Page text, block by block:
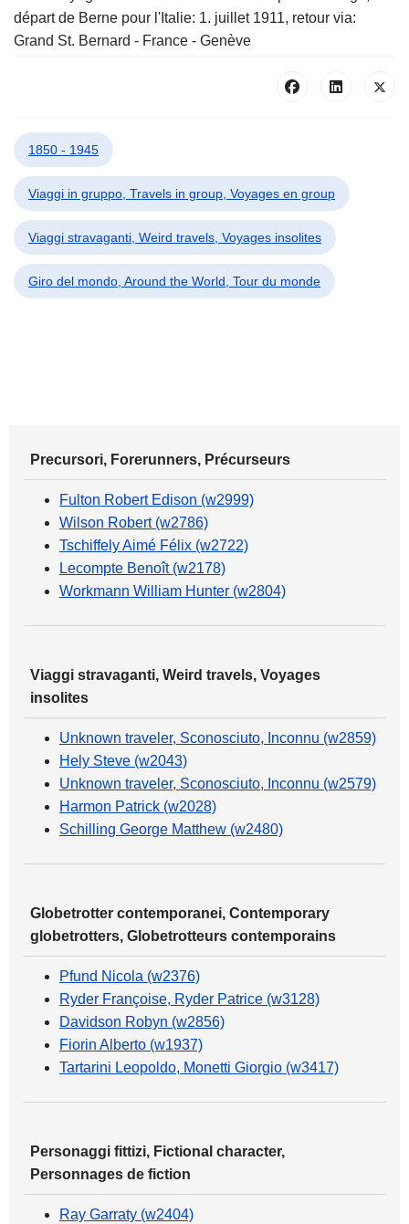
départ de Berne pour l'Italie: 1. juillet 1911, retour via:
Grand St. Bernard - France - Genève
1850 - 1945
Viaggi in gruppo, Travels in group, Voyages en group
Viaggi stravaganti, Weird travels, Voyages insolites
Giro del mondo, Around the World, Tour du monde
Precursori, Forerunners, Précurseurs
Fulton Robert Edison (w2999)
Wilson Robert (w2786)
Tschiffely Aimé Félix (w2722)
Lecompte Benoît (w2178)
Workmann William Hunter (w2804)
Viaggi stravaganti, Weird travels, Voyages
insolites
Unknown traveler, Sconosciuto, Inconnu (w2859)
Hely Steve (w2043)
Unknown traveler, Sconosciuto, Inconnu (w2579)
Harmon Patrick (w2028)
Schilling George Matthew (w2480)
Globetrotter contemporanei, Contemporary
globetrotters, Globetrotteurs contemporains
Pfund Nicola (w2376)
Ryder Françoise, Ryder Patrice (w3128)
Davidson Robyn (w2856)
Fiorin Alberto (w1937)
Tartarini Leopoldo, Monetti Giorgio (w3417)
Personaggi fittizi, Fictional character,
Personnages de fiction
Ray Garraty (w2404)